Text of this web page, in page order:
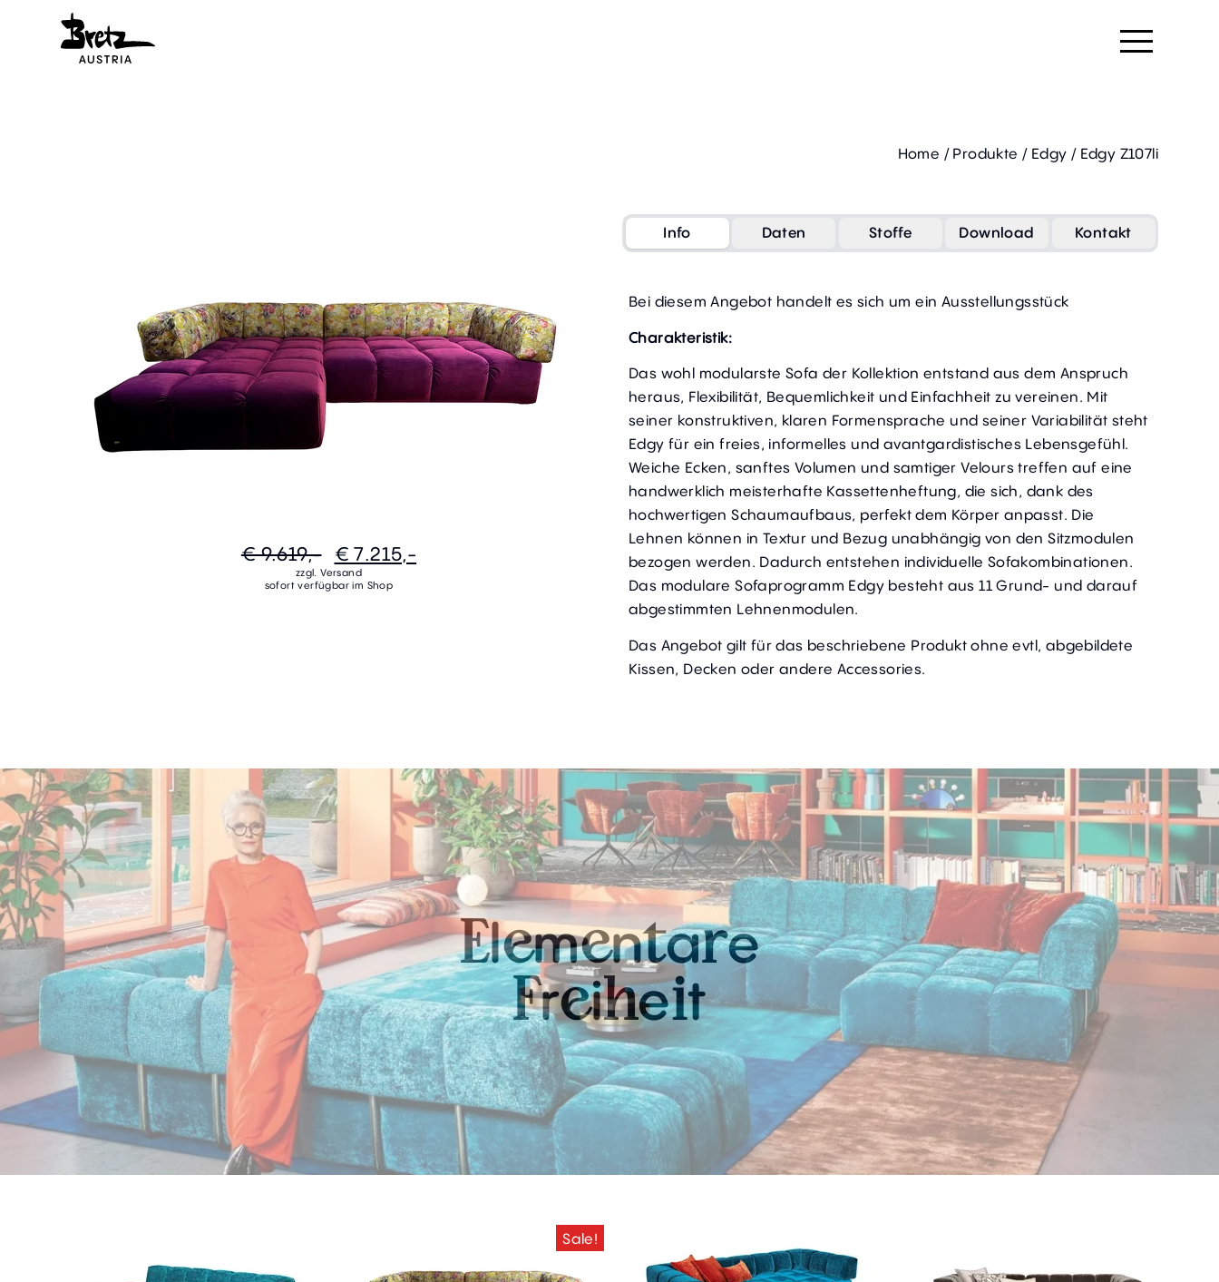
Home / Produkte / Edgy / Edgy Z107li
€ 9.619,- € 7.215,-
zzgl. Versand
sofort verfügbar im Shop
Info Daten Stoffe Download Kontakt
Bei diesem Angebot handelt es sich um ein Ausstellungsstück
Charakteristik:
Das wohl modularste Sofa der Kollektion entstand aus dem Anspruch
heraus, Flexibilität, Bequemlichkeit und Einfachheit zu vereinen. Mit
seiner konstruktiven, klaren Formensprache und seiner Variabilität steht
Edgy für ein freies, informelles und avantgardistisches Lebensgefühl.
Weiche Ecken, sanftes Volumen und samtiger Velours treffen auf eine
handwerklich meisterhafte Kassettenheftung, die sich, dank des
hochwertigen Schaumaufbaus, perfekt dem Körper anpasst. Die
Lehnen können in Textur und Bezug unabhängig von den Sitzmodulen
bezogen werden. Dadurch entstehen individuelle Sofakombinationen.
Das modulare Sofaprogramm Edgy besteht aus 11 Grund- und darauf
abgestimmten Lehnenmodulen.
Das Angebot gilt für das beschriebene Produkt ohne evtl, abgebildete
Kissen, Decken oder andere Accessories.
Elementare
Freiheit
Sale!